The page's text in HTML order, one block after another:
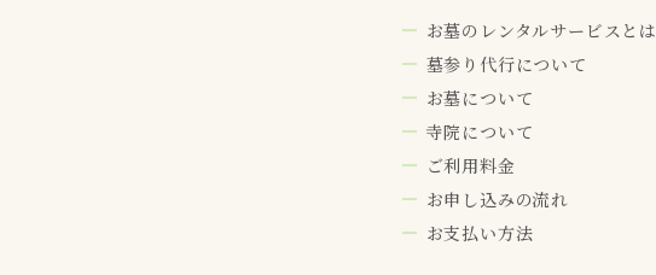
お墓のレンタルサービスとは
墓参り代行について
お墓について
寺院について
ご利用料金
お申し込みの流れ
お支払い方法